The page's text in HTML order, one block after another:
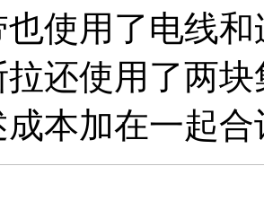
使用了电线
还使用了两
本加在一起